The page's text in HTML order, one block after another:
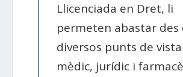
Llicenciada en Dret, li
permeten abastar des
diversos punts de
mèdic, jurídic i